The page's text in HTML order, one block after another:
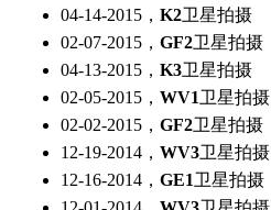
04-14-2015， K2卫星拍摄
02-07-2015， GF2卫星拍摄
04-13-2015， K3卫星拍摄
02-05-2015， WV1卫星拍摄
02-02-2015， GF2卫星拍摄
12-19-2014， WV3卫星拍摄
12-16-2014， GE1卫星拍摄